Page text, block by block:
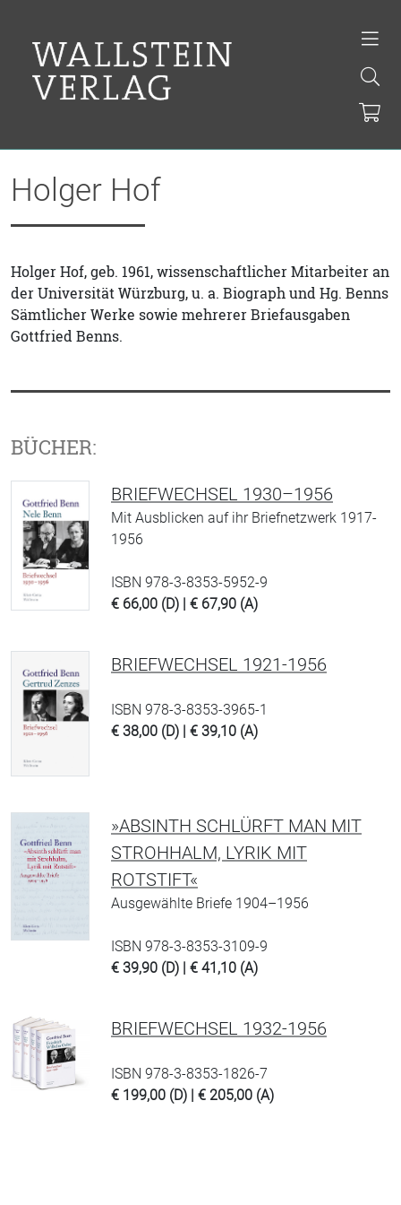
Holger Hof
Holger Hof, geb. 1961, wissenschaftlicher Mitarbeiter an
der Universität Würzburg, u. a. Biograph und Hg. Benns
Sämtlicher Werke sowie mehrerer Briefausgaben
Gottfried Benns.
BÜCHER:
BRIEFWECHSEL 1930–1956
Mit Ausblicken auf ihr Briefnetzwerk 1917-
1956
ISBN 978-3-8353-5952-9
€ 66,00 (D) | € 67,90 (A)
BRIEFWECHSEL 1921-1956
ISBN 978-3-8353-3965-1
€ 38,00 (D) | € 39,10 (A)
»ABSINTH SCHLÜRFT MAN MIT
STROHHALM, LYRIK MIT
ROTSTIFT«
Ausgewählte Briefe 1904–1956
ISBN 978-3-8353-3109-9
€ 39,90 (D) | € 41,10 (A)
BRIEFWECHSEL 1932-1956
ISBN 978-3-8353-1826-7
€ 199,00 (D) | € 205,00 (A)